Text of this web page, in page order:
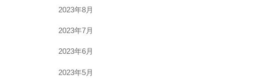
2023年8月
2023年7月
2023年6月
2023年5月